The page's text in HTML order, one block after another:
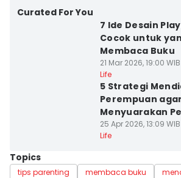
Curated For You
7 Ide Desain
Cocok untuk
Membaca Buku
21 Mar 2026, 19:00 WIB
Life
5 Strategi
Perempuan
Menyuarakan
25 Apr 2026, 13:09 WIB
Life
Topics
tips parenting membaca buku